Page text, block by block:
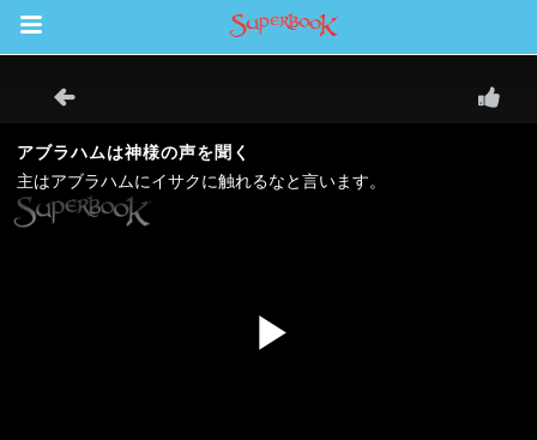
Return to Content
バー
ド